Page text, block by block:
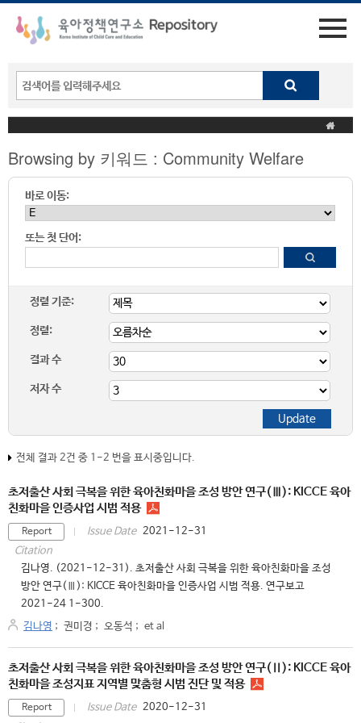
Browsing by 키워드 : Community Welfare
바로 이동:
또는 첫 단어:
정렬 기준:
정렬:
결과 수
저자 수
전체 결과 2건 중 1-2 번을 표시중입니다.
초저출산 사회 극복을 위한 육아친화마을 조성 방안 연구(Ⅲ): KICCE 육아
친화마을 인증사업 시범 적용
Report Issue Date 2021-12-31
Citation
김나영. (2021-12-31). 초저출산 사회 극복을 위한 육아친화마을 조성
방안 연구(Ⅲ): KICCE 육아친화마을 인증사업 시범 적용. 연구보고
2021-24 1-300.
김나영 ; 권미경 ; 오동석 ; et al
초저출산 사회 극복을 위한 육아친화마을 조성 방안 연구(Ⅱ): KICCE 육아
친화마을 조성지표 지역별 맞춤형 시범 진단 및 적용
Report Issue Date 2020-12-31